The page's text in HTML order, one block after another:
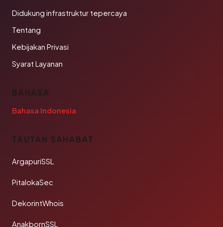
Didukung infrastruktur tepercaya
Tentang
Kebijakan Privasi
Syarat Layanan
BAHASA
Bahasa Indonesia
TAUTAN SAHABAT
ArgapuriSSL
PitalokaSec
DekorintWhois
AnakbornSSL